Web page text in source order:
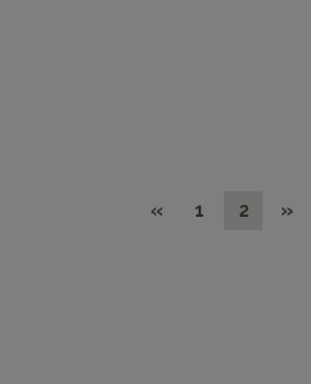
« 1 2 »